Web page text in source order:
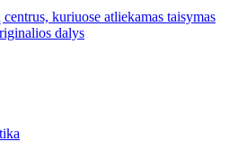
kuriuose atliekamas taisymas
dalys